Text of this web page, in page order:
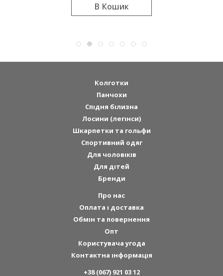
В Кошик
Колготки
Панчохи
Спідня білизна
Лосини (легінси)
Шкарпетки та гольфи
Спортивний одяг
Для чоловіків
Для дітей
Бренди
Про нас
Оплата і доставка
Обмін та повернення
Опт
Користувача угода
Контактна інформація
+38 (067) 921 03 12